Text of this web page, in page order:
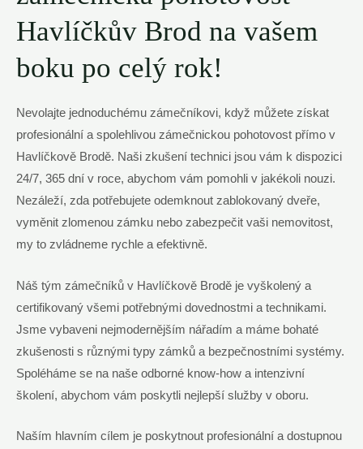
Havlíčkův Brod na vašem
boku po celý rok!
Nevolajte jednoduchému zámečníkovi, když můžete získat
profesionální a spolehlivou zámečnickou pohotovost přímo v
Havlíčkově Brodě. Naši zkušení technici jsou vám k dispozici
24/7, 365 dní v roce, abychom vám pomohli v jakékoli nouzi.
Nezáleží, zda potřebujete odemknout zablokovaný dveře,
vyměnit zlomenou zámku nebo zabezpečit vaši nemovitost,
my to zvládneme rychle a efektivně.
Náš tým zámečníků v Havlíčkově Brodě je vyškolený a
certifikovaný všemi potřebnými dovednostmi a technikami.
Jsme vybaveni nejmodernějším nářadím a máme bohaté
zkušenosti s různými typy zámků a bezpečnostními systémy.
Spoléháme se na naše odborné know-how a intenzivní
školení, abychom vám poskytli nejlepší služby v oboru.
Naším hlavním cílem je poskytnout profesionální a dostupnou